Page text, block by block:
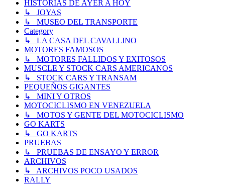
HISTORIAS DE AYER A HOY
↳ JOYAS
↳ MUSEO DEL TRANSPORTE
Category
↳ LA CASA DEL CAVALLINO
MOTORES FAMOSOS
↳ MOTORES FALLIDOS Y EXITOSOS
MUSCLE Y STOCK CARS AMERICANOS
↳ STOCK CARS Y TRANSAM
PEQUEÑOS GIGANTES
↳ MINI Y OTROS
MOTOCICLISMO EN VENEZUELA
↳ MOTOS Y GENTE DEL MOTOCICLISMO
GO KARTS
↳ GO KARTS
PRUEBAS
↳ PRUEBAS DE ENSAYO Y ERROR
ARCHIVOS
↳ ARCHIVOS POCO USADOS
RALLY